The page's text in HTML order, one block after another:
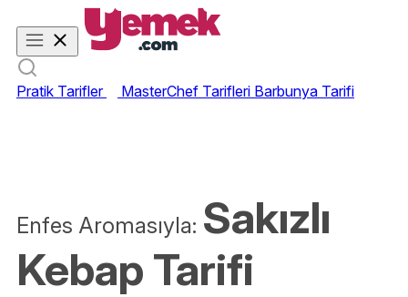
Pratik Tarifler MasterChef Tarifleri Barbunya Tarifi
Enfes Aromasıyla: Sakızlı
Kebap Tarifi